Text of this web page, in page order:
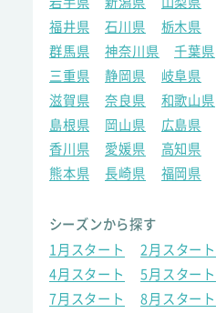
福井県
石川県 栃木県
群馬県
神奈川県 千葉県
三重県
静岡県 岐阜県
滋賀県
奈良県 和歌山県
島根県
岡山県 広島県
香川県
愛媛県 高知県
熊本県
長崎県 福岡県
シーズンから探す
1月スタート
2月スタート
4月スタート
5月スタート
7月スタート
8月スタート